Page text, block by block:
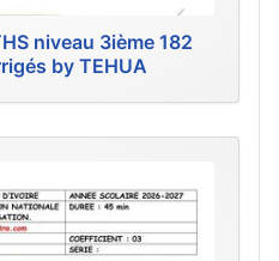
niveau 3ième 182
by TEHUA